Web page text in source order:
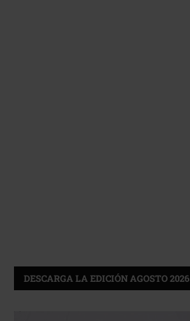
DESCARGA LA EDICIÓN AGOSTO 2026